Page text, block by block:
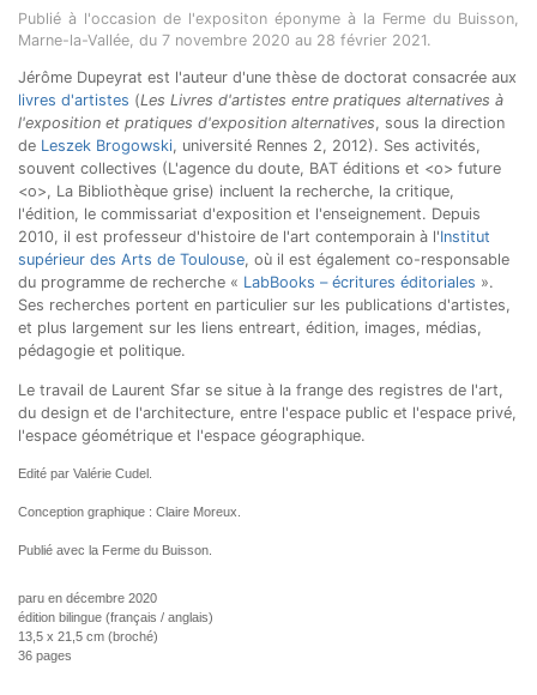
Publié à l'occasion de l'expositon éponyme à la Ferme du Buisson,
Marne-la-Vallée, du 7 novembre 2020 au 28 février 2021.
Jérôme Dupeyrat est l'auteur d'une thèse de doctorat consacrée aux
livres d'artistes (Les Livres d'artistes entre pratiques alternatives à
l'exposition et pratiques d'exposition alternatives, sous la direction
de Leszek Brogowski, université Rennes 2, 2012). Ses activités,
souvent collectives (L'agence du doute, BAT éditions et <o> future
<o>, La Bibliothèque grise) incluent la recherche, la critique,
l'édition, le commissariat d'exposition et l'enseignement. Depuis
2010, il est professeur d'histoire de l'art contemporain à l'Institut
supérieur des Arts de Toulouse, où il est également co-responsable
du programme de recherche « LabBooks – écritures éditoriales ».
Ses recherches portent en particulier sur les publications d'artistes,
et plus largement sur les liens entreart, édition, images, médias,
pédagogie et politique.
Le travail de Laurent Sfar se situe à la frange des registres de l'art,
du design et de l'architecture, entre l'espace public et l'espace privé,
l'espace géométrique et l'espace géographique.
Edité par Valérie Cudel.
Conception graphique : Claire Moreux.
Publié avec la Ferme du Buisson.
paru en décembre 2020
édition bilingue (français / anglais)
13,5 x 21,5 cm (broché)
36 pages